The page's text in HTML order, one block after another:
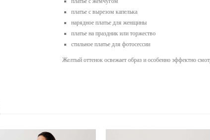
платье с вырезом капелька
нарядное платье для женщины
платье на праздник или торжество
стильное платье для фотосессии
Желтый оттенок освежает образ и особенно эффектно